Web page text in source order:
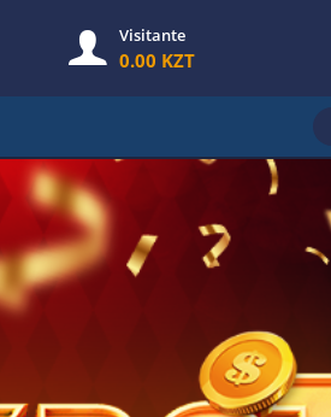
Visitante
0.00 KZT